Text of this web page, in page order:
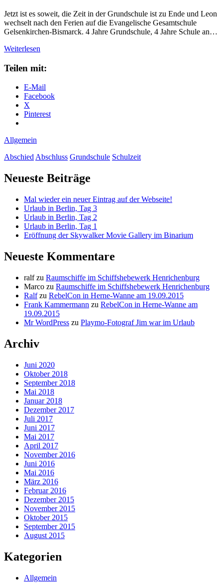
Jetzt ist es soweit, die Zeit in der Grundschule ist zu Ende und Leon
wechselt nach den Ferien auf die Evangelische Gesamtschule
Gelsenkirchen-Bismarck. 4 Jahre Grundschule, 4 Jahre Schule an…
Weiterlesen
ist
Ende…
Teilen mit:
E-Mail
Facebook
X
Pinterest
Allgemein
Abschied Abschluss Grundschule Schulzeit
Primäre
Neueste Beiträge
Mal wieder ein neuer Eintrag auf der Webseite!
Urlaub in Berlin, Tag 3
Urlaub in Berlin, Tag 2
Urlaub in Berlin, Tag 1
Eröffnung der Skywalker Movie Gallery im Binarium
Neueste Kommentare
ralfzu Raumschiffe im Schiffshebewerk Henrichenburg
Marco zu Raumschiffe im Schiffshebewerk Henrichenburg
Ralfzu RebelCon in Herne-Wanne am 19.09.2015
Frank Kammermann zu RebelCon in Herne-Wanne am
19.09.2015
Mr WordPress zu Playmo-Fotograf Jim war im Urlaub
Archiv
Juni 2020
Oktober 2018
September 2018
Mai 2018
Januar 2018
Dezember 2017
Juli 2017
Juni 2017
Mai 2017
April 2017
November 2016
Juni 2016
Mai 2016
März 2016
Februar 2016
Dezember 2015
November 2015
Oktober 2015
September 2015
August 2015
Kategorien
Allgemein